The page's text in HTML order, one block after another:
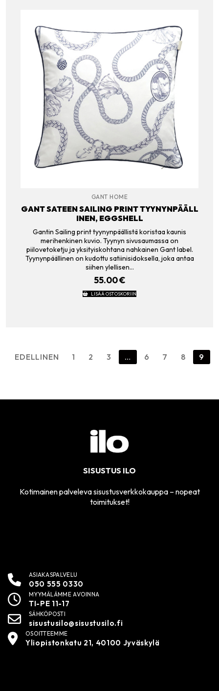
GANT HOME
GANT SATEEN SAILING PRINT TYYNYNPÄÄLL
INEN, EGGSHELL
Gantin Sailing print tyynynpäällistä koristaa kaunis
merihenkinen kuvio. Tyynyn sivusaumassa on
piilovetoketju ja yksityiskohtana nahkainen Gant label.
Tyynynpäällinen on kudottu satiinisidoksella, joka antaa
siihen ylellisen…
55.00€
LISÄÄ OSTOSKORIIN
Artikkelien
EDELLINEN 1 2 3 … 6 7 8 9
SISUSTUS ILO
Kotimainen palveleva sisustusverkkokauppa – nopeat
toimitukset!
ASIAKASPALVELU
050 555 0330
MYYMÄLÄMME AVOINNA
TI-PE 11-17
SÄHKÖPOSTI
sisustusilo@sisustusilo.fi
OSOITTEEMME
Yliopistonkatu 21, 40100 Jyväskylä